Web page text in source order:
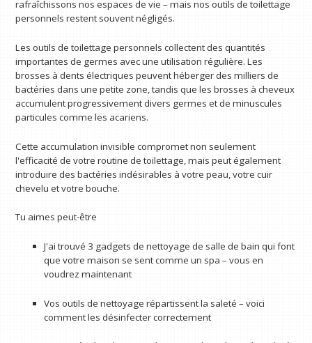
rafraîchissons nos espaces de vie – mais nos outils de toilettage
personnels restent souvent négligés.
Les outils de toilettage personnels collectent des quantités
importantes de germes avec une utilisation régulière. Les
brosses à dents électriques peuvent héberger des milliers de
bactéries dans une petite zone, tandis que les brosses à cheveux
accumulent progressivement divers germes et de minuscules
particules comme les acariens.
Cette accumulation invisible compromet non seulement
l'efficacité de votre routine de toilettage, mais peut également
introduire des bactéries indésirables à votre peau, votre cuir
chevelu et votre bouche.
Tu aimes peut-être
J'ai trouvé 3 gadgets de nettoyage de salle de bain qui font
que votre maison se sent comme un spa – vous en
voudrez maintenant
Vos outils de nettoyage répartissent la saleté – voici
comment les désinfecter correctement